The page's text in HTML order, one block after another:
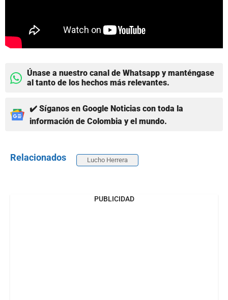
Únase a nuestro canal de Whatsapp y manténgase
al tanto de los hechos más relevantes.
✔️ Síganos en Google Noticias con toda la
información de Colombia y el mundo.
Relacionados Lucho Herrera
PUBLICIDAD